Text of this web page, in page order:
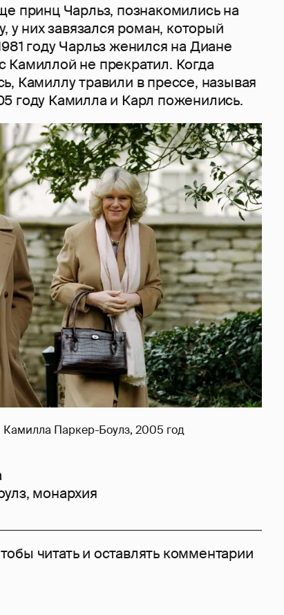
принц Чарльз, познакомились на
у них завязался роман, который
году Чарльз женился на Диане
Камиллой не прекратил. Когда
Камиллу травили в прессе, называя
году Камилла и Карл поженились.
Паркер-Боулз, 2005 год
, монархия
читать и оставлять комментарии